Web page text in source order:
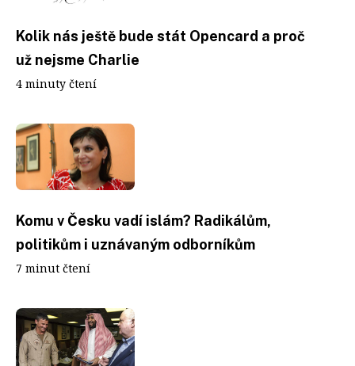
Kolik nás ještě bude stát Opencard a proč
už nejsme Charlie
4 minuty čtení
Komu v Česku vadí islám? Radikálům,
politikům i uznávaným odborníkům
7 minut čtení